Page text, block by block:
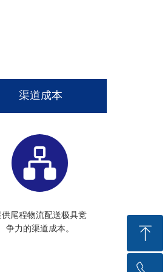
供尾程物流配送极具竞
争力的渠道成本。
渠道成本
ꁸ
回到顶部